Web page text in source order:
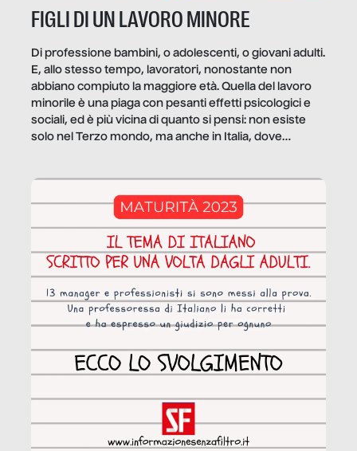
FIGLI DI UN LAVORO MINORE
Di professione bambini, o adolescenti, o giovani adulti.
E, allo stesso tempo, lavoratori, nonostante non
abbiano compiuto la maggiore età. Quella del lavoro
minorile è una piaga con pesanti effetti psicologici e
sociali, ed è più vicina di quanto si pensi: non esiste
solo nel Terzo mondo, ma anche in Italia, dove